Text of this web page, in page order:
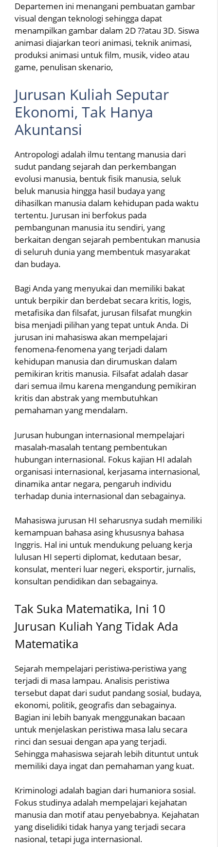
Departemen ini menangani pembuatan gambar
visual dengan teknologi sehingga dapat
menampilkan gambar dalam 2D ??atau 3D. Siswa
animasi diajarkan teori animasi, teknik animasi,
produksi animasi untuk film, musik, video atau
game, penulisan skenario,
Jurusan Kuliah Seputar
Ekonomi, Tak Hanya
Akuntansi
Antropologi adalah ilmu tentang manusia dari
sudut pandang sejarah dan perkembangan
evolusi manusia, bentuk fisik manusia, seluk
beluk manusia hingga hasil budaya yang
dihasilkan manusia dalam kehidupan pada waktu
tertentu. Jurusan ini berfokus pada
pembangunan manusia itu sendiri, yang
berkaitan dengan sejarah pembentukan manusia
di seluruh dunia yang membentuk masyarakat
dan budaya.
Bagi Anda yang menyukai dan memiliki bakat
untuk berpikir dan berdebat secara kritis, logis,
metafisika dan filsafat, jurusan filsafat mungkin
bisa menjadi pilihan yang tepat untuk Anda. Di
jurusan ini mahasiswa akan mempelajari
fenomena-fenomena yang terjadi dalam
kehidupan manusia dan dirumuskan dalam
pemikiran kritis manusia. Filsafat adalah dasar
dari semua ilmu karena mengandung pemikiran
kritis dan abstrak yang membutuhkan
pemahaman yang mendalam.
Jurusan hubungan internasional mempelajari
masalah-masalah tentang pembentukan
hubungan internasional. Fokus kajian HI adalah
organisasi internasional, kerjasama internasional,
dinamika antar negara, pengaruh individu
terhadap dunia internasional dan sebagainya.
Mahasiswa jurusan HI seharusnya sudah memiliki
kemampuan bahasa asing khususnya bahasa
Inggris. Hal ini untuk mendukung peluang kerja
lulusan HI seperti diplomat, kedutaan besar,
konsulat, menteri luar negeri, eksportir, jurnalis,
konsultan pendidikan dan sebagainya.
Tak Suka Matematika, Ini 10
Jurusan Kuliah Yang Tidak Ada
Matematika
Sejarah mempelajari peristiwa-peristiwa yang
terjadi di masa lampau. Analisis peristiwa
tersebut dapat dari sudut pandang sosial, budaya,
ekonomi, politik, geografis dan sebagainya.
Bagian ini lebih banyak menggunakan bacaan
untuk menjelaskan peristiwa masa lalu secara
rinci dan sesuai dengan apa yang terjadi.
Sehingga mahasiswa sejarah lebih dituntut untuk
memiliki daya ingat dan pemahaman yang kuat.
Kriminologi adalah bagian dari humaniora sosial.
Fokus studinya adalah mempelajari kejahatan
manusia dan motif atau penyebabnya. Kejahatan
yang diselidiki tidak hanya yang terjadi secara
nasional, tetapi juga internasional.